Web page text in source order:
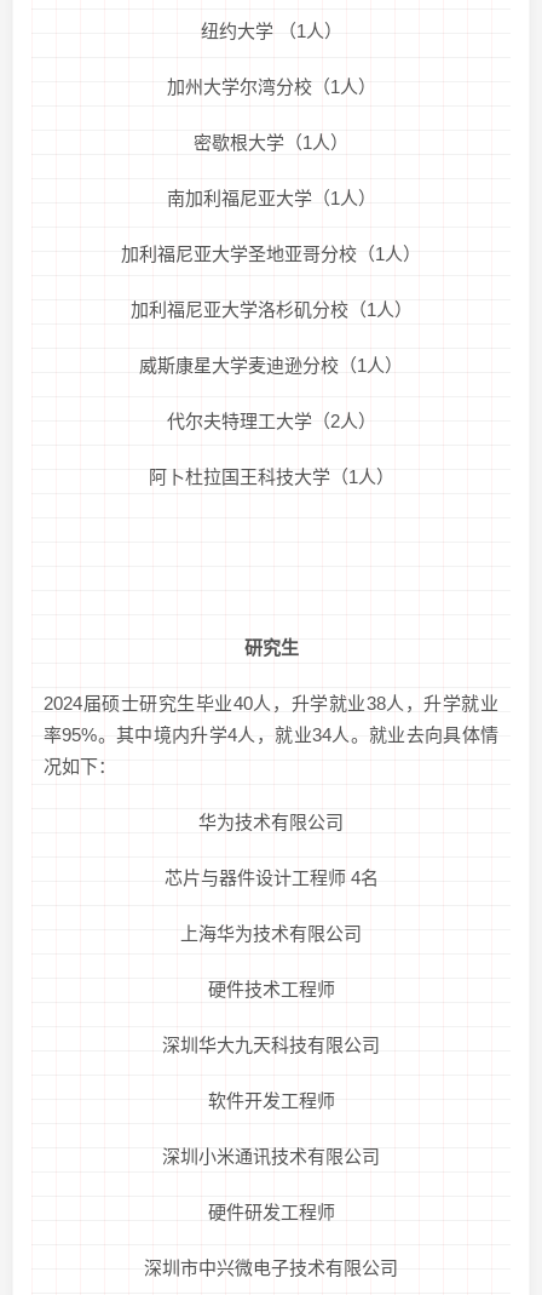
纽约大学 （1人）
加州大学尔湾分校（1人）
密歇根大学（1人）
南加利福尼亚大学（1人）
加利福尼亚大学圣地亚哥分校（1人）
加利福尼亚大学洛杉矶分校（1人）
威斯康星大学麦迪逊分校（1人）
代尔夫特理工大学（2人）
阿卜杜拉国王科技大学（1人）
研究生
2024届硕士研究生毕业40人，升学就业38人，升学就业
率95%。其中境内升学4人，就业34人。就业去向具体情
况如下：
华为技术有限公司
芯片与器件设计工程师 4名
上海华为技术有限公司
硬件技术工程师
深圳华大九天科技有限公司
软件开发工程师
深圳小米通讯技术有限公司
硬件研发工程师
深圳市中兴微电子技术有限公司